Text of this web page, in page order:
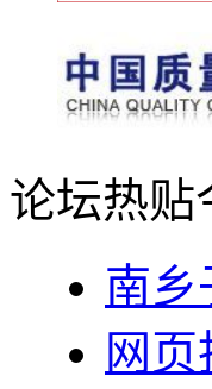
论坛热贴
南乡
网